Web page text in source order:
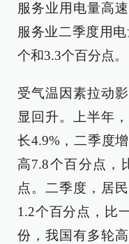
服务业用电量高
服务业二季度用
个和3.3个百分点。
受气温因素拉动
显回升。上半年
长4.9%，二季度
高7.8个百分点，
点。二季度，居
1.2个百分点，比
份，我国有多轮